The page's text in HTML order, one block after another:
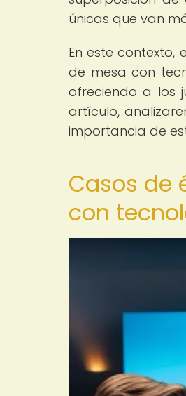
únicas que van
En este
de mesa con
ofreciendo a los
artículo,
importancia de
Casos de
con